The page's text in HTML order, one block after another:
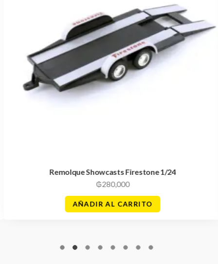
Remolque Showcasts Firestone 1/24
₲280,000
AÑADIR AL CARRITO